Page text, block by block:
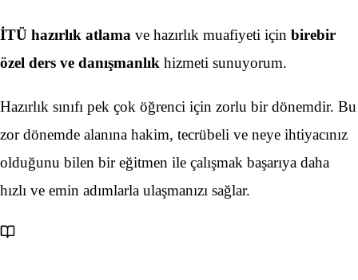
İTÜ hazırlık atlama ve hazırlık muafiyeti için birebir
özel ders ve danışmanlık hizmeti sunuyorum.
Hazırlık sınıfı pek çok öğrenci için zorlu bir dönemdir. Bu
zor dönemde alanına hakim, tecrübeli ve neye ihtiyacınız
olduğunu bilen bir eğitmen ile çalışmak başarıya daha
hızlı ve emin adımlarla ulaşmanızı sağlar.